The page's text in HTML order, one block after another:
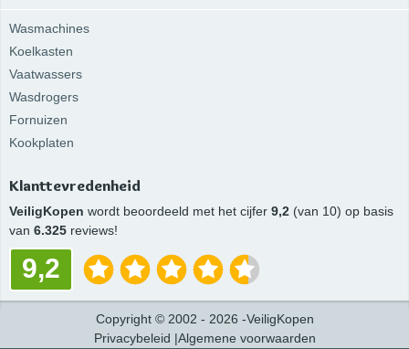
Wasmachines
Koelkasten
Vaatwassers
Wasdrogers
Fornuizen
Kookplaten
Klanttevredenheid
VeiligKopen wordt beoordeeld met het cijfer 9,2 (van 10) op basis
van 6.325 reviews!
9,2
Copyright ©2002 - 2026 -VeiligKopen
Privacybeleid |Algemene voorwaarden